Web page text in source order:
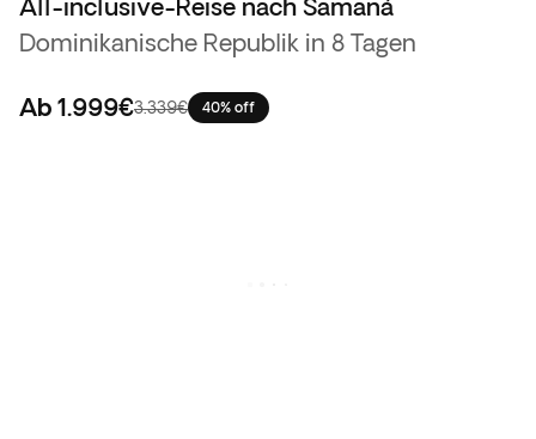
All-inclusive-Reise nach Samaná
Dominikanische Republik in 8 Tagen
Ab 1.999€3.339€ 40% off